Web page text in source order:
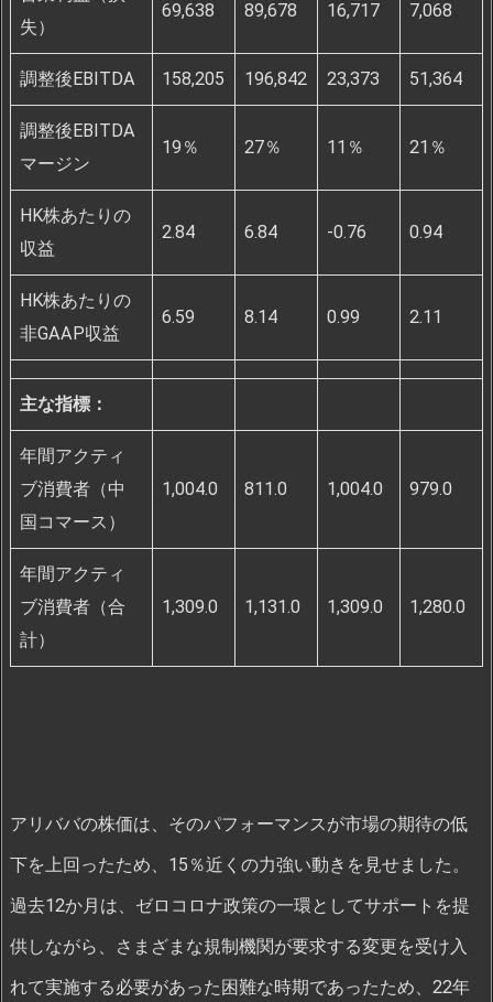
失）
69,638 89,678 16,717 7,068
調整後EBITDA 158,205 196,842 23,373 51,364
調整後EBITDA
マージン
19％ 27％ 11％ 21％
HK株あたりの
収益
2.84 6.84 -0.76 0.94
HK株あたりの
非GAAP収益
6.59 8.14 0.99 2.11
主な指標：
年間アクティ
ブ消費者（中
国コマース）
1,004.0 811.0 1,004.0 979.0
年間アクティ
ブ消費者（合
計）
1,309.0 1,131.0 1,309.0 1,280.0
アリババの株価は、そのパフォーマンスが市場の期待の低
下を上回ったため、15％近くの力強い動きを見せました。
過去12か月は、ゼロコロナ政策の一環としてサポートを提
供しながら、さまざまな規制機関が要求する変更を受け入
れて実施する必要があった困難な時期であったため、22年